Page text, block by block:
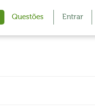
Questões Entrar